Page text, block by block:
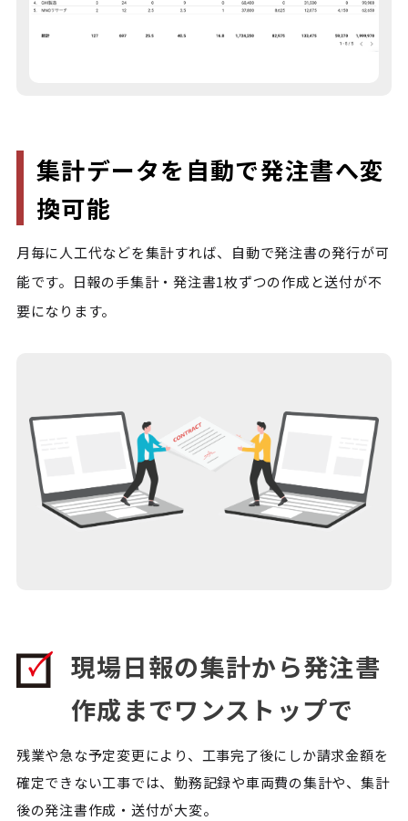
集計データを自動で発注書へ変
換可能
月毎に人工代などを集計すれば、自動で発注書の発行が可
能です。日報の手集計・発注書1枚ずつの作成と送付が不
要になります。
現場日報の集計から発注書
作成までワンストップで
残業や急な予定変更により、工事完了後にしか請求金額を
確定できない工事では、勤務記録や車両費の集計や、集計
後の発注書作成・送付が大変。